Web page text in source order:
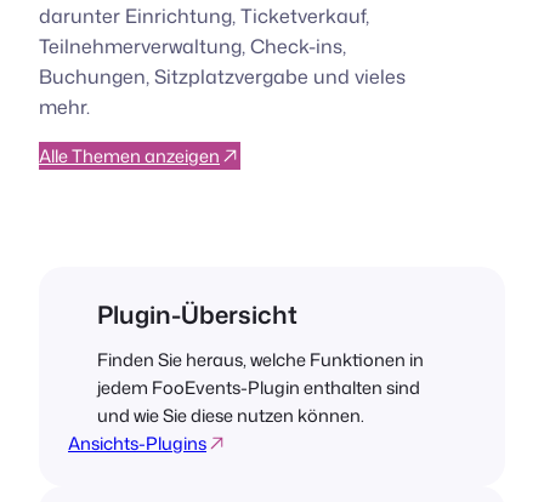
darunter Einrichtung, Ticketverkauf,
Teilnehmerverwaltung, Check-ins,
Buchungen, Sitzplatzvergabe und vieles
mehr.
Alle Themen anzeigen
Plugin-Übersicht
Finden Sie heraus, welche Funktionen in
jedem FooEvents-Plugin enthalten sind
und wie Sie diese nutzen können.
Ansichts-Plugins